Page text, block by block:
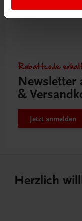
Rabattcode
Newsletter
&
Jetzt anmelden
Herzlich